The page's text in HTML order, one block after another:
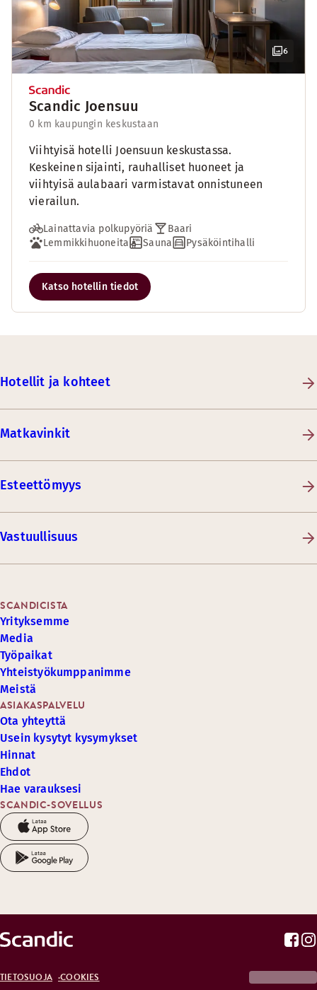
6
Scandic Joensuu
0 km kaupungin keskustaan
Viihtyisä hotelli Joensuun keskustassa.
Keskeinen sijainti, rauhalliset huoneet ja
viihtyisä aulabaari varmistavat onnistuneen
vierailun.
Lainattavia polkupyöriä
Baari
Lemmikkihuoneita
Sauna Pysäköintihalli
Katso hotellin tiedot
Hotellit ja kohteet
Matkavinkit
Esteettömyys
Vastuullisuus
SCANDIC-SOVELLUS
ASIAKASPALVELU
Ota yhteyttä
Usein kysytyt kysymykset
Hinnat
Ehdot
Hae varauksesi
SCANDICISTA
Yrityksemme
Media
Työpaikat
Yhteistyökumppanimme
Meistä
TIETOSUOJA COOKIES